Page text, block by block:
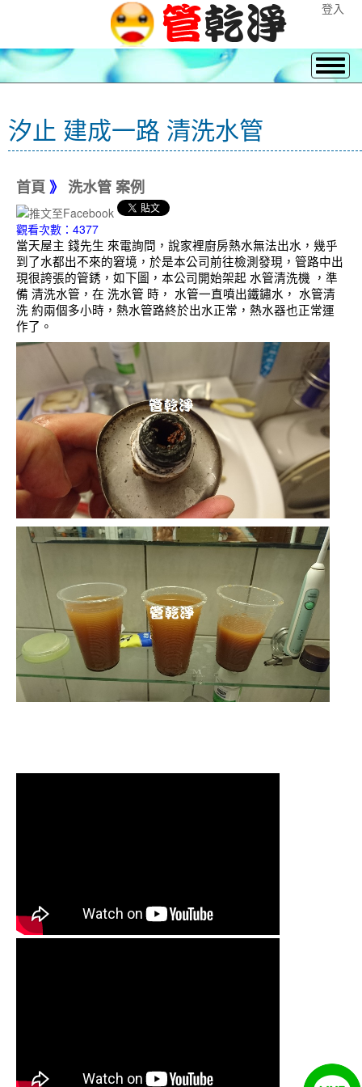
登入
汐止 建成一路 清洗水管
首頁 》 洗水管 案例
觀看次數：4377
當天屋主 錢先生 來電詢問，說家裡廚房熱水無法出水，幾乎
到了水都出不來的窘境，於是本公司前往檢測發現，管路中出
現很誇張的管銹，如下圖，本公司開始架起 水管清洗機 ，準
備 清洗水管，在 洗水管 時， 水管一直噴出鐵鏽水， 水管清
洗 約兩個多小時，熱水管路終於出水正常，熱水器也正常運
作了。